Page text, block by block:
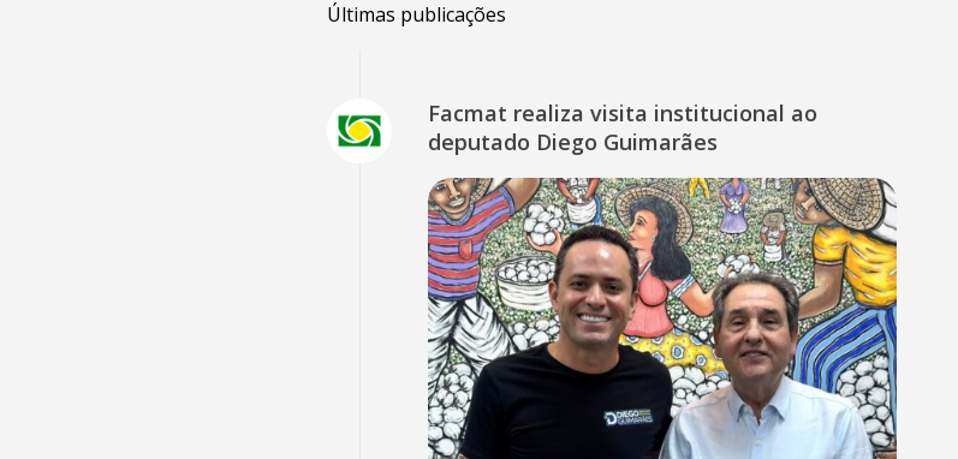
Últimas publicações
Facmat realiza visita institucional ao
deputado Diego Guimarães